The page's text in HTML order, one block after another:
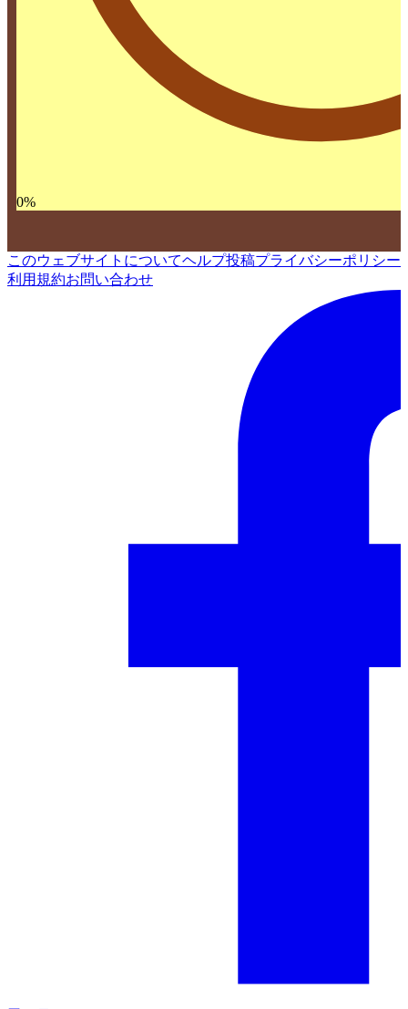
0%
このウェブサイトについてヘルプ投稿プライバシーポリシー
利用規約お問い合わせ